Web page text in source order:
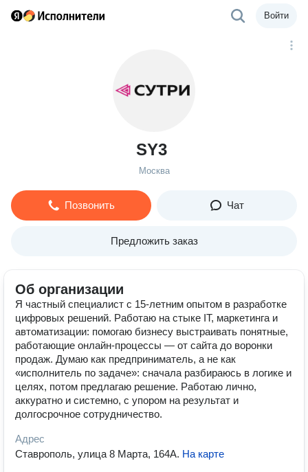
Войти
SY3
Москва
Позвонить Чат
Предложить заказ
Об организации
Я частный специалист с 15‑летним опытом в разработке
цифровых решений. Работаю на стыке IT, маркетинга и
автоматизации: помогаю бизнесу выстраивать понятные,
работающие онлайн‑процессы — от сайта до воронки
продаж. Думаю как предприниматель, а не как
«исполнитель по задаче»: сначала разбираюсь в логике и
целях, потом предлагаю решение. Работаю лично,
аккуратно и системно, с упором на результат и
долгосрочное сотрудничество.
Адрес
Ставрополь, улица 8 Марта, 164А. На карте